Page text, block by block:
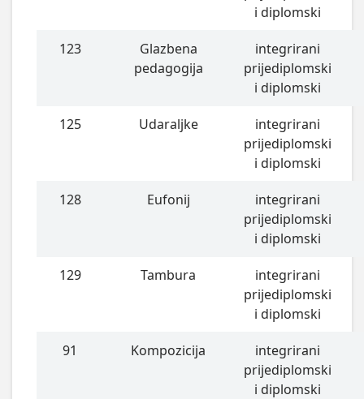
i diplomski
123
Glazbena
pedagogija
integrirani
prijediplomski
i diplomski
125 Udaraljke
integrirani
prijediplomski
i diplomski
128 Eufonij
integrirani
prijediplomski
i diplomski
129 Tambura
integrirani
prijediplomski
i diplomski
91 Kompozicija
integrirani
prijediplomski
i diplomski